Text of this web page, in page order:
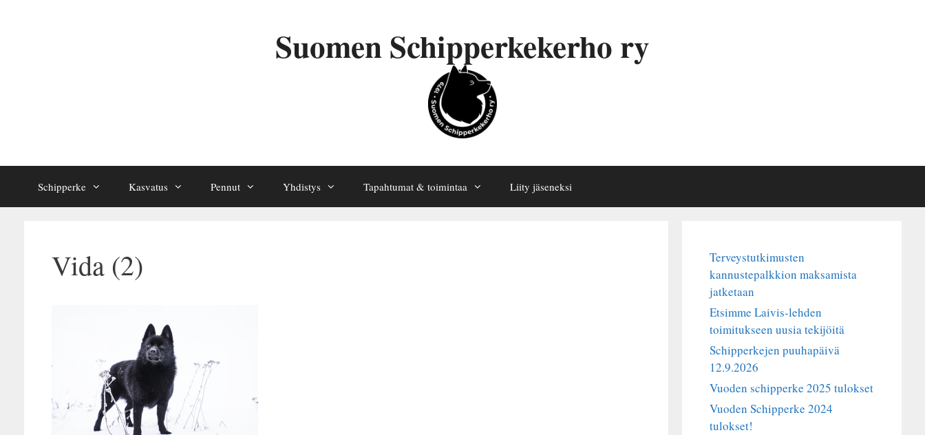
Suomen Schipperkekerho ry
Schipperke Kasvatus Pennut Yhdistys Tapahtumat & toimintaa Liity jäseneksi
Vida (2)
Terveystutkimusten
kannustepalkkion maksamista
jatketaan
Etsimme Laivis-lehden
toimitukseen uusia tekijöitä
Schipperkejen puuhapäivä
12.9.2026
Vuoden schipperke 2025 tulokset
Vuoden Schipperke 2024
tulokset!